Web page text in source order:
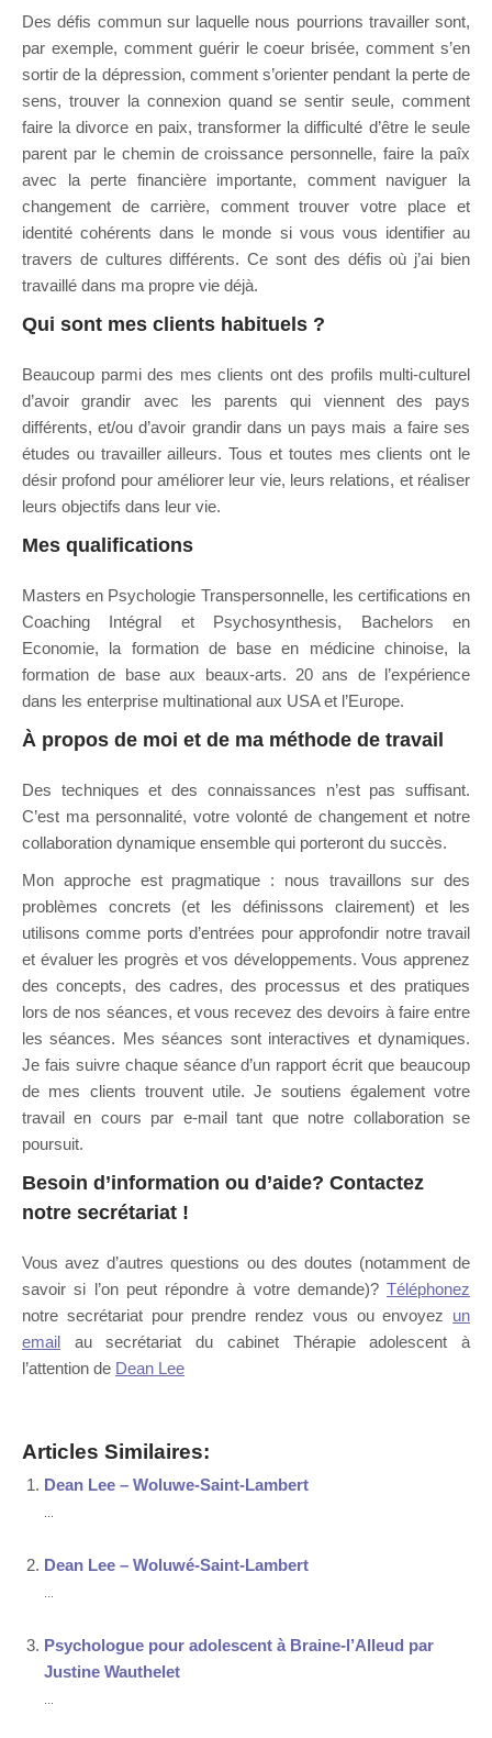
Des défis commun sur laquelle nous pourrions travailler sont,
par exemple, comment guérir le coeur brisée, comment s’en
sortir de la dépression, comment s’orienter pendant la perte de
sens, trouver la connexion quand se sentir seule, comment
faire la divorce en paix, transformer la difficulté d’être le seule
parent par le chemin de croissance personnelle, faire la paîx
avec la perte financière importante, comment naviguer la
changement de carrière, comment trouver votre place et
identité cohérents dans le monde si vous vous identifier au
travers de cultures différents. Ce sont des défis où j’ai bien
travaillé dans ma propre vie déjà.
Qui sont mes clients habituels ?
Beaucoup parmi des mes clients ont des profils multi-culturel
d’avoir grandir avec les parents qui viennent des pays
différents, et/ou d’avoir grandir dans un pays mais a faire ses
études ou travailler ailleurs. Tous et toutes mes clients ont le
désir profond pour améliorer leur vie, leurs relations, et réaliser
leurs objectifs dans leur vie.
Mes qualifications
Masters en Psychologie Transpersonnelle, les certifications en
Coaching Intégral et Psychosynthesis, Bachelors en
Economie, la formation de base en médicine chinoise, la
formation de base aux beaux-arts. 20 ans de l’expérience
dans les enterprise multinational aux USA et l’Europe.
À propos de moi et de ma méthode de travail
Des techniques et des connaissances n’est pas suffisant.
C’est ma personnalité, votre volonté de changement et notre
collaboration dynamique ensemble qui porteront du succès.
Mon approche est pragmatique : nous travaillons sur des
problèmes concrets (et les définissons clairement) et les
utilisons comme ports d’entrées pour approfondir notre travail
et évaluer les progrès et vos développements. Vous apprenez
des concepts, des cadres, des processus et des pratiques
lors de nos séances, et vous recevez des devoirs à faire entre
les séances. Mes séances sont interactives et dynamiques.
Je fais suivre chaque séance d’un rapport écrit que beaucoup
de mes clients trouvent utile. Je soutiens également votre
travail en cours par e-mail tant que notre collaboration se
poursuit.
Besoin d’information ou d’aide? Contactez
notre secrétariat !
Vous avez d’autres questions ou des doutes (notamment de
savoir si l’on peut répondre à votre demande)? Téléphonez
notre secrétariat pour prendre rendez vous ou envoyez un
email au secrétariat du cabinet Thérapie adolescent à
l’attention de Dean Lee
Articles Similaires:
Dean Lee – Woluwe-Saint-Lambert
Dean Lee – Woluwé-Saint-Lambert
Psychologue pour adolescent à Braine-l’Alleud par
Justine Wauthelet